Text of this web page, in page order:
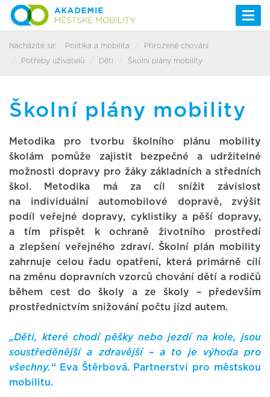
Nacházíte se: Politika a mobilita Přirozené chování
Potřeby uživatelů Děti Školní plány mobility
Školní plány mobility
Metodika pro tvorbu školního plánu mobility
školám pomůže zajistit bezpečné a udržitelné
možnosti dopravy pro žáky základních a středních
škol. Metodika má za cíl snížit závislost
na individuální automobilové dopravě, zvýšit
podíl veřejné dopravy, cyklistiky a pěší dopravy,
a tím přispět k ochraně životního prostředí
a zlepšení veřejného zdraví. Školní plán mobility
zahrnuje celou řadu opatření, která primárně cílí
na změnu dopravních vzorců chování dětí a rodičů
během cest do školy a ze školy – především
prostřednictvím snižování počtu jízd autem.
„Děti, které chodí pěšky nebo jezdí na kole, jsou
soustředěnější a zdravější – a to je výhoda pro
všechny.“Eva Štěrbová. Partnerství pro městskou
mobilitu.